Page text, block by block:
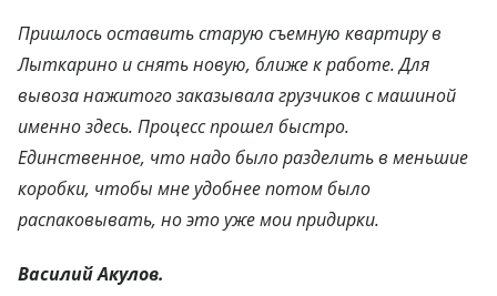
Пришлось оставить старую съемную квартиру в
Лыткарино и снять новую, ближе к работе. Для
вывоза нажитого заказывала грузчиков с машиной
именно здесь. Процесс прошел быстро.
Единственное, что надо было разделить в меньшие
коробки, чтобы мне удобнее потом было
распаковывать, но это уже мои придирки.
Василий Акулов.